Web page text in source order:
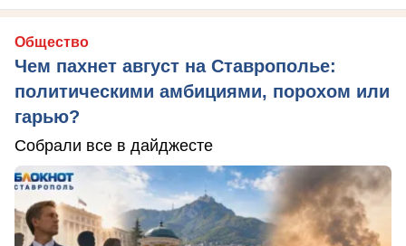
Общество
Чем пахнет август на Ставрополье:
политическими амбициями, порохом или
гарью?
Собрали все в дайджесте